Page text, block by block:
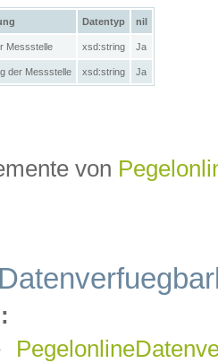
Datentyp nil
Messstelle xsd:string Ja
der Messstelle xsd:string Ja
von